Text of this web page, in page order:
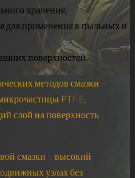
хранения;
для применения в пыльных и
поверхностей.
методов смазки –
PTFE,
слой на поверхность
смазки – высокий
узлах без